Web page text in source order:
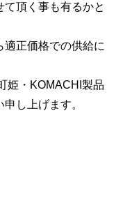
頂く事も有るかと
正価格での供給に
姫・KOMACHI製品
し上げます。